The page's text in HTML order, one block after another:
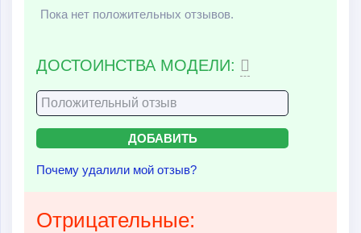
Пока нет положительных отзывов.
ДОСТОИНСТВА МОДЕЛИ:
Почему удалили мой отзыв?
Отрицательные: